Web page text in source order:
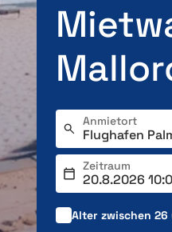
Anmietort
Zeitraum
Alter zwischen